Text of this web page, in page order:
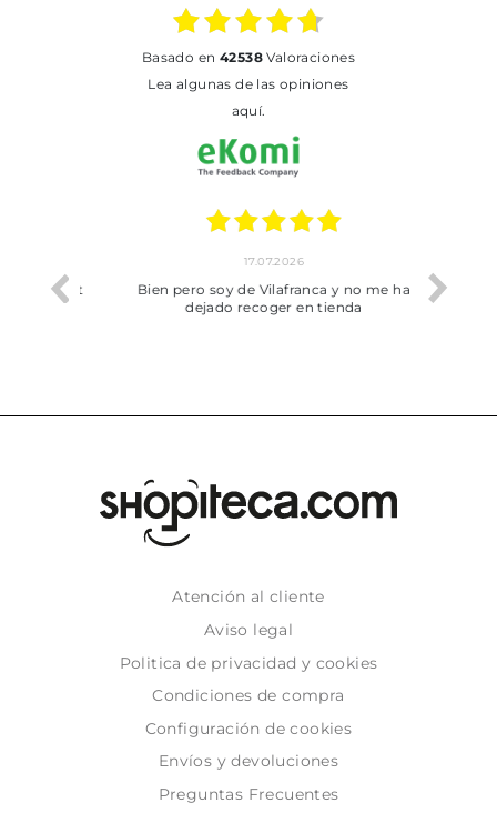
basado en 42538Valoraciones
Lea algunas de las opiniones
aquí.
trobat
17.07.2026
Bien pero soy de Vilafranca y no me ha
dejado recoger en tienda
Atención al cliente
Aviso legal
Politica de privacidad y cookies
Condiciones de compra
Configuración de cookies
Envíos y devoluciones
Preguntas Frecuentes